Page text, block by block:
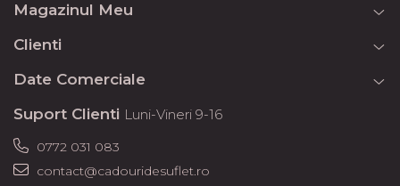
Magazinul Meu
Clienti
Date Comerciale
Suport Clienti Luni-Vineri 9-16
0772 031 083
contact@cadouridesuflet.ro